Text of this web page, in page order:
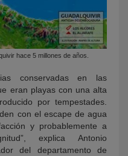
hace 5 millones de años.
conservadas en las
eran playas con una alta
por tempestades.
con el escape de agua
y probablemente a
explica Antonio
del departamento de